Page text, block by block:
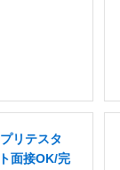
リテスタ
面接OK/完